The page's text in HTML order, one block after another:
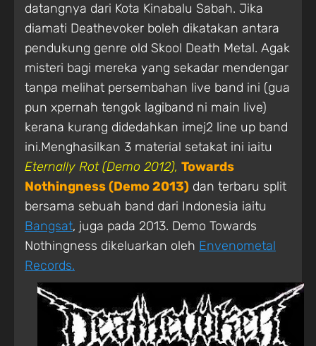
datangnya dari Kota Kinabalu Sabah. Jika
diamati Deathevoker boleh dikatakan antara
pendukung genre old Skool Death Metal. Agak
misteri bagi mereka yang sekadar mendengar
tanpa melihat persembahan live band ini (gua
pun xpernah tengok lagiband ni main live)
kerana kurang didedahkan imej2 line up band
ini.Menghasilkan 3 material setakat ini iaitu
Eternally Rot (Demo 2012), Towards
Nothingness (Demo 2013) dan terbaru split
bersama sebuah band dari Indonesia iaitu
Bangsat, juga pada 2013. Demo Towards
Nothingness dikeluarkan oleh Envenometal
Records.